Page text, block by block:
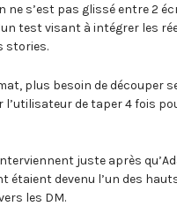
ne s’est pas glissé entre 2
test visant à intégrer les
stories.
plus besoin de découper
l’utilisateur de taper 4 fois
juste après
étaient devenu l’un des
les DM.